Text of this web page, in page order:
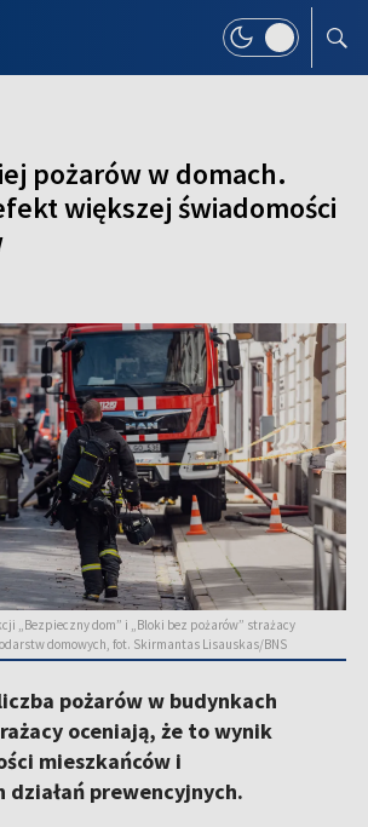
pożarów w domach.
większej świadomości
„Bezpieczny dom” i „Bloki bez pożarów” strażacy
domowych, fot. Skirmantas Lisauskas/BNS
pożarów w budynkach
oceniają, że to wynik
mieszkańców i
prewencyjnych.